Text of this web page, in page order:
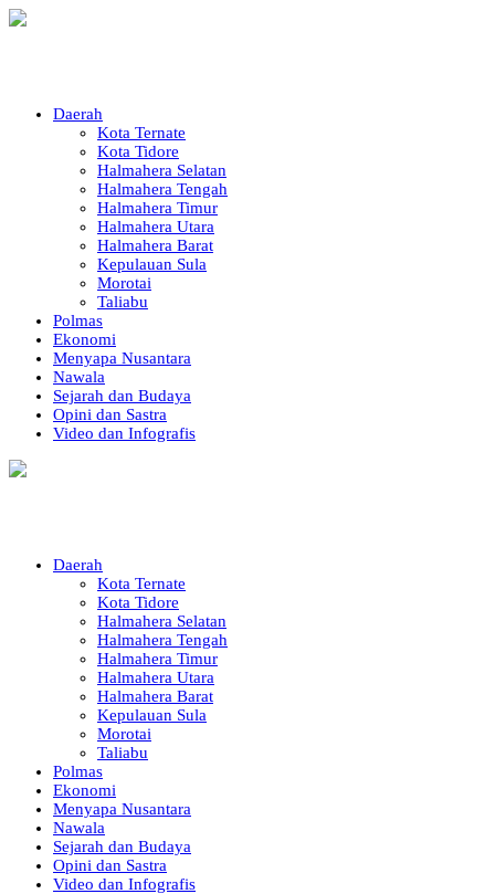
Daerah
Kota Ternate
Kota Tidore
Halmahera Selatan
Halmahera Tengah
Halmahera Timur
Halmahera Utara
Halmahera Barat
Kepulauan Sula
Morotai
Taliabu
Polmas
Ekonomi
Menyapa Nusantara
Nawala
Sejarah dan Budaya
Opini dan Sastra
Video dan Infografis
Daerah
Kota Ternate
Kota Tidore
Halmahera Selatan
Halmahera Tengah
Halmahera Timur
Halmahera Utara
Halmahera Barat
Kepulauan Sula
Morotai
Taliabu
Polmas
Ekonomi
Menyapa Nusantara
Nawala
Sejarah dan Budaya
Opini dan Sastra
Video dan Infografis